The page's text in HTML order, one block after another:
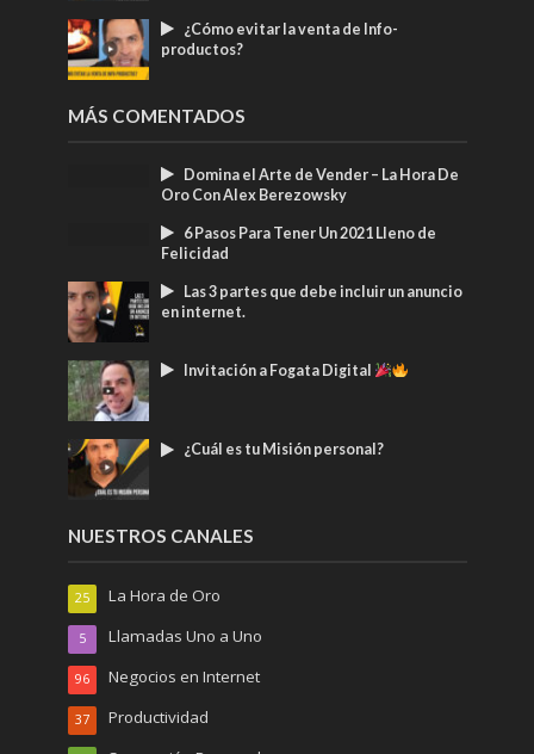
¿Cómo evitar la venta de Info-
productos?
MÁS COMENTADOS
Domina el Arte de Vender – La Hora De
Oro Con Alex Berezowsky
6 Pasos Para Tener Un 2021 Lleno de
Felicidad
Las 3 partes que debe incluir un anuncio
en internet.
Invitación a Fogata Digital
¿Cuál es tu Misión personal?
NUESTROS CANALES
La Hora de Oro
25
Llamadas Uno a Uno
5
Negocios en Internet
96
Productividad
37